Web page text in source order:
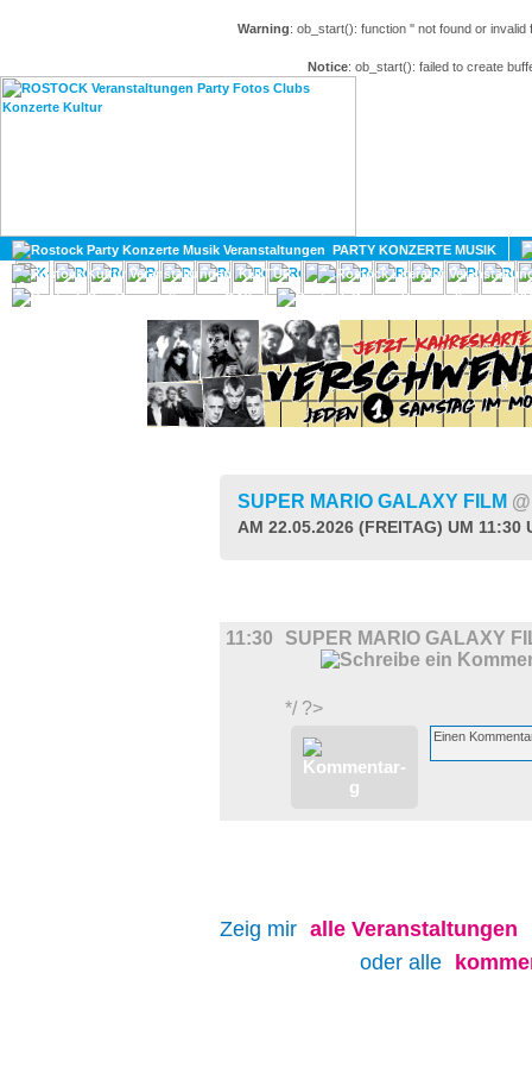
Warning: ob_start(): function '' not found or
Notice: ob_start(): failed to create
PARTY KONZERTE MUSIK
KULTUR
GAY
SUPER MARIO GALAXY FILM
AM 22.05.2026 (FREITAG) UM 11:30
11:30 SUPER MARIO GALAXY
*/ ?>
Zeig mir alle Veranstaltungen
oder alle